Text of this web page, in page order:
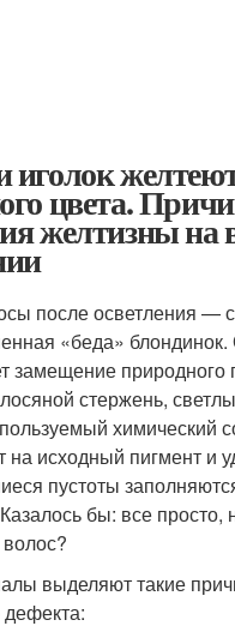
иголок
цвета.
желтизны на
после осветления —
«беда»
замещение природного
стержень,
химический
на исходный пигмент и
пустоты
бы: все просто,
выделяют такие
дефекта: